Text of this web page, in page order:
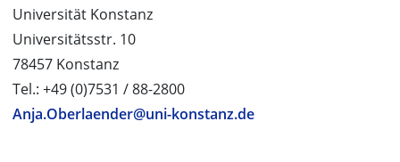
Universität Konstanz
Universitätsstr. 10
78457 Konstanz
Tel.: +49 (0)7531 / 88-2800
Anja.Oberlaender@uni-konstanz.de